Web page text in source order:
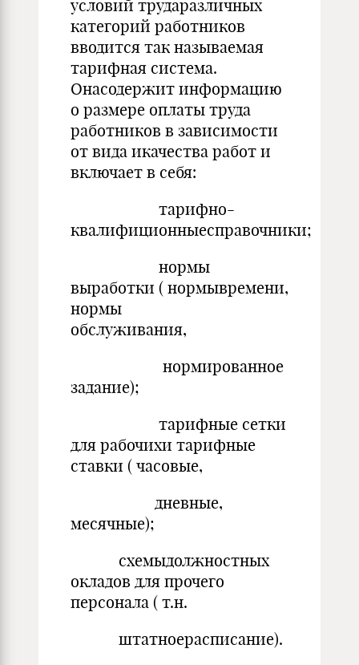
условий трударазличных
категорий работников
вводится так называемая
тарифная система.
Онасодержит информацию
о размере оплаты труда
работников в зависимости
от вида икачества работ и
включает в себя:
тарифно-
квалифиционныесправочники;
нормы
выработки ( нормывремени,
нормы
обслуживания,
нормированное
задание);
тарифные сетки
для рабочихи тарифные
ставки ( часовые,
дневные,
месячные);
схемыдолжностных
окладов для прочего
персонала ( т.н.
штатноерасписание).